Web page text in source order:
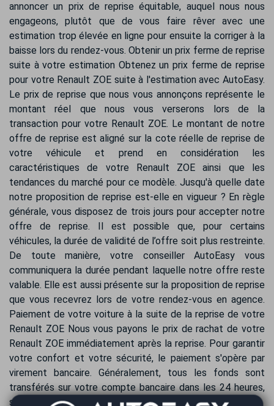
annoncer un prix de reprise équitable, auquel nous nous
engageons, plutôt que de vous faire rêver avec une
estimation trop élevée en ligne pour ensuite la corriger à la
baisse lors du rendez-vous. Obtenir un prix ferme de reprise
suite à votre estimation Obtenez un prix ferme de reprise
pour votre Renault ZOE suite à l'estimation avec AutoEasy.
Le prix de reprise que nous vous annonçons représente le
montant réel que nous vous verserons lors de la
transaction pour votre Renault ZOE. Le montant de notre
offre de reprise est aligné sur la cote réelle de reprise de
votre véhicule et prend en considération les
caractéristiques de votre Renault ZOE ainsi que les
tendances du marché pour ce modèle. Jusqu'à quelle date
notre proposition de reprise est-elle en vigueur ? En règle
générale, vous disposez de trois jours pour accepter notre
offre de reprise. Il est possible que, pour certains
véhicules, la durée de validité de l’offre soit plus restreinte.
De toute manière, votre conseiller AutoEasy vous
communiquera la durée pendant laquelle notre offre reste
valable. Elle est aussi présente sur la proposition de reprise
que vous recevrez lors de votre rendez-vous en agence.
Paiement de votre voiture à la suite de la reprise de votre
Renault ZOE Nous vous payons le prix de rachat de votre
Renault ZOE immédiatement après la reprise. Pour garantir
votre confort et votre sécurité, le paiement s'opère par
virement bancaire. Généralement, tous les fonds sont
transférés sur votre compte bancaire dans les 24 heures,
selon les délais interbancaires.